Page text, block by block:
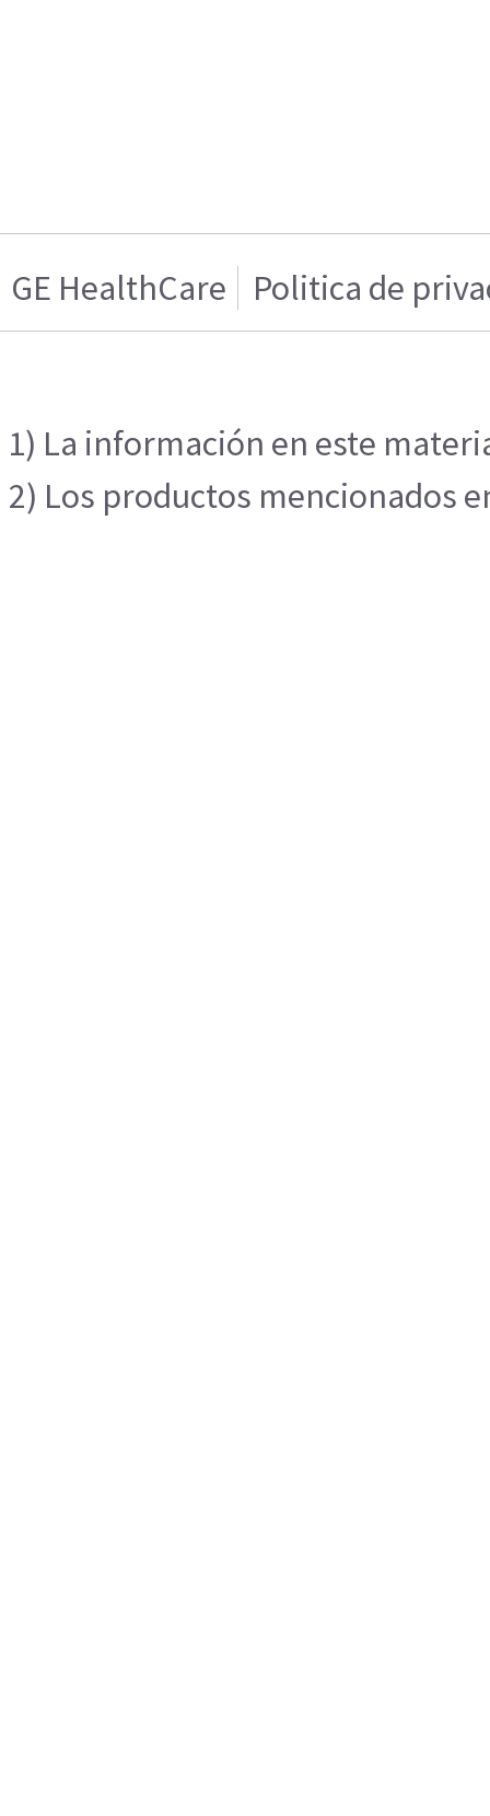
GE HealthCare Politica de
1) La información en este
2) Los productos mencionados